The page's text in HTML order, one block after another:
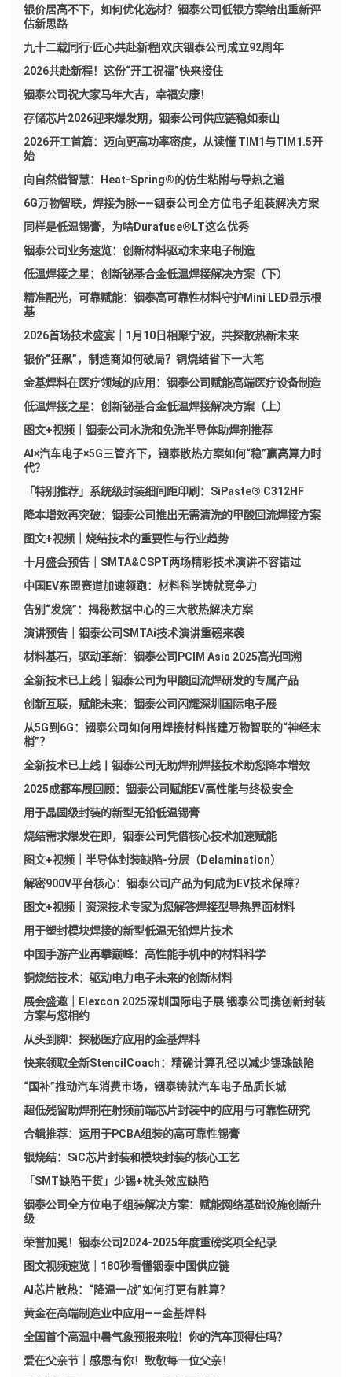
银价居高不下，如何优化选材？铟泰公司低银方案给出重新评
估新思路
九十二载同行·匠心共赴新程|欢庆铟泰公司成立92周年
2026共赴新程！这份“开工祝福”快来接住
铟泰公司祝大家马年大吉，幸福安康！
存储芯片2026迎来爆发期，铟泰公司供应链稳如泰山
2026开工首篇：迈向更高功率密度，从读懂 TIM1与TIM1.5开
始
向自然借智慧：Heat-Spring®的仿生粘附与导热之道
6G万物智联，焊接为脉——铟泰公司全方位电子组装解决方案
同样是低温锡膏，为啥Durafuse®LT这么优秀
铟泰公司业务速览：创新材料驱动未来电子制造
低温焊接之星：创新铋基合金低温焊接解决方案（下）
精准配光，可靠赋能：铟泰高可靠性材料守护Mini LED显示根
基
2026首场技术盛宴｜1月10日相聚宁波，共探散热新未来
银价“狂飙”，制造商如何破局？铜烧结省下一大笔
金基焊料在医疗领域的应用：铟泰公司赋能高端医疗设备制造
低温焊接之星：创新铋基合金低温焊接解决方案（上）
图文+视频｜铟泰公司水洗和免洗半导体助焊剂推荐
AI×汽车电子×5G三管齐下，铟泰散热方案如何“稳”赢高算力时
代？
「特别推荐」系统级封装细间距印刷：SiPaste® C312HF
降本增效再突破：铟泰公司推出无需清洗的甲酸回流焊接方案
图文+视频｜烧结技术的重要性与行业趋势
十月盛会预告｜SMTA&CSPT两场精彩技术演讲不容错过
中国EV东盟赛道加速领跑：材料科学铸就竞争力
告别“发烧”：揭秘数据中心的三大散热解决方案
演讲预告｜铟泰公司SMTAi技术演讲重磅来袭
材料基石，驱动革新：铟泰公司PCIM Asia 2025高光回溯
全新技术已上线｜铟泰公司为甲酸回流焊研发的专属产品
创新互联，赋能未来：铟泰公司闪耀深圳国际电子展
从5G到6G：铟泰公司如何用焊接材料搭建万物智联的“神经末
梢”？
全新技术已上线丨铟泰公司无助焊剂焊接技术助您降本增效
2025成都车展回顾：铟泰公司赋能EV高性能与终极安全
用于晶圆级封装的新型无铅低温锡膏
烧结需求爆发在即，铟泰公司凭借核心技术加速赋能
图文+视频｜半导体封装缺陷-分层（Delamination）
解密900V平台核心：铟泰公司产品为何成为EV技术保障？
图文+视频｜资深技术专家为您解答焊接型导热界面材料
用于塑封模块焊接的新型低温无铅焊片技术
中国手游产业再攀巅峰：高性能手机中的材料科学
铜烧结技术：驱动电力电子未来的创新材料
展会盛邀｜Elexcon 2025深圳国际电子展 铟泰公司携创新封装
方案与您相约
从头到脚：探秘医疗应用的金基焊料
快来领取全新StencilCoach：精确计算孔径以减少锡珠缺陷
“国补”推动汽车消费市场，铟泰铸就汽车电子品质长城
超低残留助焊剂在射频前端芯片封装中的应用与可靠性研究
合辑推荐：运用于PCBA组装的高可靠性锡膏
银烧结：SiC芯片封装和模块封装的核心工艺
「SMT缺陷干货」少锡+枕头效应缺陷
铟泰公司全方位电子组装解决方案：赋能网络基础设施创新升
级
荣誉加冕！铟泰公司2024-2025年度重磅奖项全纪录
图文视频速览｜180秒看懂铟泰中国供应链
AI芯片散热：“降温一战”如何打更有胜算？
黄金在高端制造业中应用——金基焊料
全国首个高温中暑气象预报来啦！你的汽车顶得住吗？
爱在父亲节｜感恩有你！致敬每一位父亲！